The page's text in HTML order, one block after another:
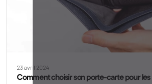
23 avril 2024
Comment choisir son porte-carte pour les